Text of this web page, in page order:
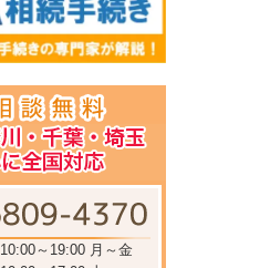
10:00～19:00 月～金